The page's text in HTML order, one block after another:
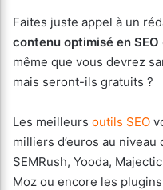
Faites juste appel à un
contenu optimisé en SEO
même que vous devrez
mais seront-ils gratuits ?
Les meilleurs outils SEO
milliers d’euros au
SEMRush, Yooda,
Moz ou encore les